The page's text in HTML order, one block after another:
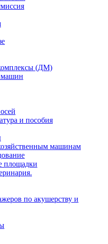
(ДМ)
машин
и пособия
машинам
площадки
по акушерству и